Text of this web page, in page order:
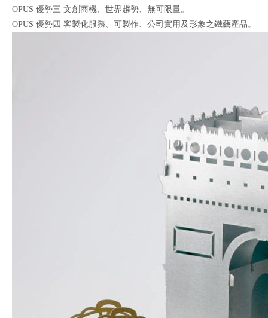
OPUS 優勢三 文創商機、世界趨勢、無可限量。
OPUS 優勢四 客製化服務、可製作、公司實用及形象之鐵藝產品。